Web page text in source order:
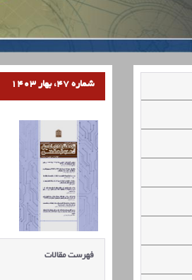
شماره 47، بهار 1403
فهرست مقالات